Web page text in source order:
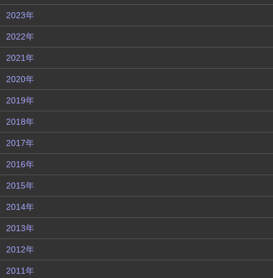
2023年
2022年
2021年
2020年
2019年
2018年
2017年
2016年
2015年
2014年
2013年
2012年
2011年